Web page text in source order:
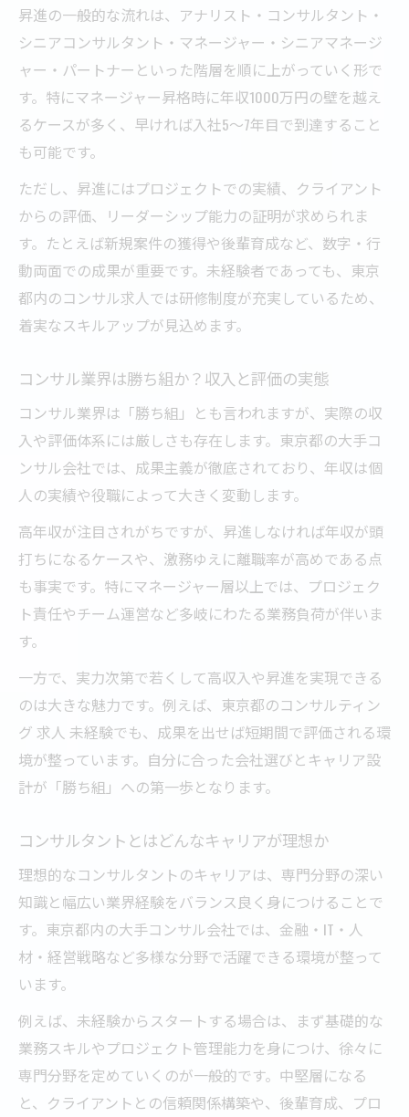
昇進の一般的な流れは、アナリスト・コンサルタント・
シニアコンサルタント・マネージャー・シニアマネージ
ャー・パートナーといった階層を順に上がっていく形で
す。特にマネージャー昇格時に年収1000万円の壁を越え
るケースが多く、早ければ入社5〜7年目で到達すること
も可能です。
ただし、昇進にはプロジェクトでの実績、クライアント
からの評価、リーダーシップ能力の証明が求められま
す。たとえば新規案件の獲得や後輩育成など、数字・行
動両面での成果が重要です。未経験者であっても、東京
都内のコンサル求人では研修制度が充実しているため、
着実なスキルアップが見込めます。
コンサル業界は勝ち組か？収入と評価の実態
コンサル業界は「勝ち組」とも言われますが、実際の収
入や評価体系には厳しさも存在します。東京都の大手コ
ンサル会社では、成果主義が徹底されており、年収は個
人の実績や役職によって大きく変動します。
高年収が注目されがちですが、昇進しなければ年収が頭
打ちになるケースや、激務ゆえに離職率が高めである点
も事実です。特にマネージャー層以上では、プロジェク
ト責任やチーム運営など多岐にわたる業務負荷が伴いま
す。
一方で、実力次第で若くして高収入や昇進を実現できる
のは大きな魅力です。例えば、東京都のコンサルティン
グ 求人 未経験でも、成果を出せば短期間で評価される環
境が整っています。自分に合った会社選びとキャリア設
計が「勝ち組」への第一歩となります。
コンサルタントとはどんなキャリアが理想か
理想的なコンサルタントのキャリアは、専門分野の深い
知識と幅広い業界経験をバランス良く身につけることで
す。東京都内の大手コンサル会社では、金融・IT・人
材・経営戦略など多様な分野で活躍できる環境が整って
います。
例えば、未経験からスタートする場合は、まず基礎的な
業務スキルやプロジェクト管理能力を身につけ、徐々に
専門分野を定めていくのが一般的です。中堅層になる
と、クライアントとの信頼関係構築や、後輩育成、プロ